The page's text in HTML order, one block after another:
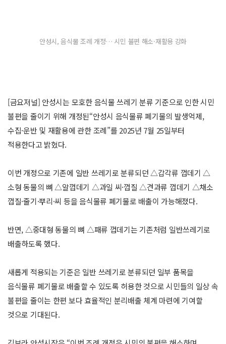
안성시, 음식물 조례 개정… 시민 불편 해소·재활용 강화
[금요저널] 안성시는 모호한 음식물 쓰레기 분류 기준으로 인한 시민
불편을 줄이기 위해 개정된“안성시 음식물류 폐기물의 발생억제,
수집·운반 및 재활용에 관한 조례”를 2025년 7월 25일부터
적용한다고 밝혔다.
이번 개정으로 기존에 일반 쓰레기로 분류되던 △갑각류 껍데기 △
소형 동물의 뼈 △알껍데기 △과일 씨·껍질 △견과류 껍데기 △채소
껍질·줄기·뿌리·씨 등을 음식물류 폐기물로 배출이 가능해졌다.
반면, △중대형 동물의 뼈 △패류 껍데기는 기존처럼 일반쓰레기로
배출하도록 했다.
새롭게 적용되는 기준은 일반 쓰레기로 분류되던 일부 품목을
음식물류 폐기물로 배출할 수 있도록 허용한 것으로 시민들의 일상 속
불편을 줄이는 한편 보다 효율적인 분리배출 체계 마련에 기여할
것으로 기대된다.